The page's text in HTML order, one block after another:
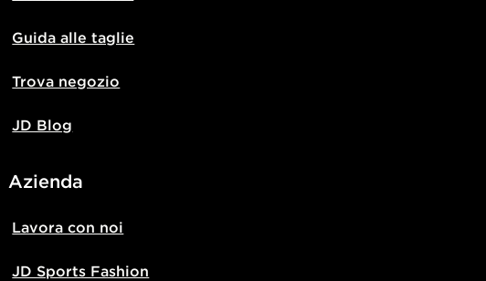
Guida alle taglie
Trova negozio
JD Blog
Azienda
Lavora con noi
JD Sports Fashion